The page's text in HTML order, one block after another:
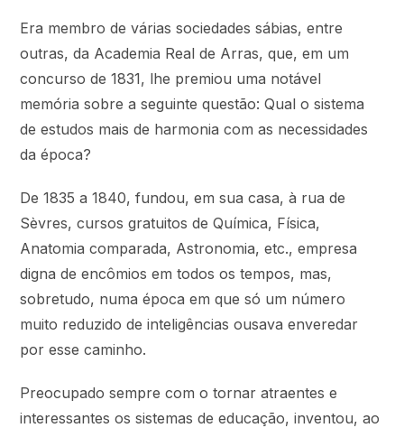
Era membro de várias sociedades sábias, entre
outras, da Academia Real de Arras, que, em um
concurso de 1831, lhe premiou uma notável
memória sobre a seguinte questão: Qual o sistema
de estudos mais de harmonia com as necessidades
da época?
De 1835 a 1840, fundou, em sua casa, à rua de
Sèvres, cursos gratuitos de Química, Física,
Anatomia comparada, Astronomia, etc., empresa
digna de encômios em todos os tempos, mas,
sobretudo, numa época em que só um número
muito reduzido de inteligências ousava enveredar
por esse caminho.
Preocupado sempre com o tornar atraentes e
interessantes os sistemas de educação, inventou, ao